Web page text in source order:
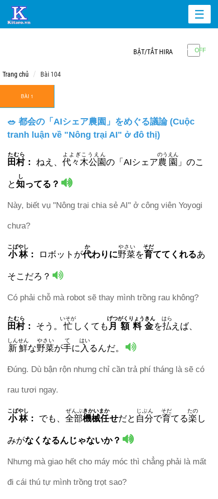
☰
BẬT/TẮT HIRA
Trang chủ Bài 104
BÀI 1
🥗 都会の「AIシェア農園」をめぐる議論 (Cuộc
tranh luận về "Nông trại AI" ở đô thị)
田村
たむら
： ねえ、 代々木公園
よよぎこうえん
の「AIシェア農園
のうえん
」のこ
と 知
し
ってる？
Này, biết vụ "Nông trại chia sẻ AI" ở công viên Yoyogi
chưa?
小林
こばやし
： ロボットが代
か
わりに野菜
やさい
を育
そだ
ててくれるあ
そこだろ？
Có phải chỗ mà robot sẽ thay mình trồng rau không?
田村
たむら
： そう。 忙
いそが
しくても 月額料金
げつがくりょうきん
を払
はら
えば、
新鮮
しんせん
な野菜
やさい
が手
て
に入
はい
るんだ。
Đúng. Dù bận rộn nhưng chỉ cần trả phí tháng là sẽ có
rau tươi ngay.
小林
こばやし
： でも、 全部
ぜんぶ
機械任
きかいまか
せだと 自分
じぶん
で育
そだ
てる楽
たの
し
みがなくなるんじゃないか？
Nhưng mà giao hết cho máy móc thì chẳng phải là mất
đi cái thú tự mình trồng trọt sao?